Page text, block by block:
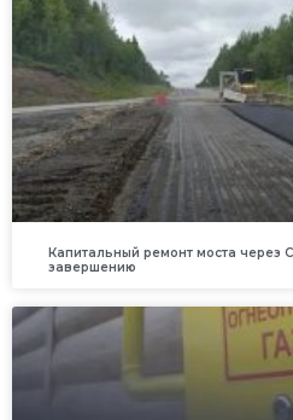
Капитальный ремонт моста через
завершению